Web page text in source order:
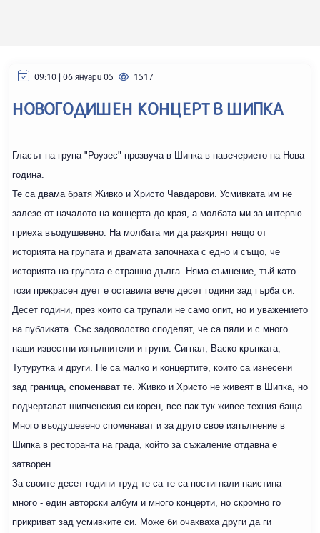
09:10 | 06 януари 05 1517
НОВОГОДИШЕН КОНЦЕРТ В ШИПКА
Гласът на група "Роузес" прозвуча в Шипка в навечерието на Нова
година.
Те са двама братя Живко и Христо Чавдарови. Усмивката им не
залезе от началото на концерта до края, а молбата ми за интервю
приеха въодушевено. На молбата ми да разкрият нещо от
историята на групата и двамата започнаха с едно и също, че
историята на групата е страшно дълга. Няма съмнение, тъй като
този прекрасен дует е оставила вече десет години зад гърба си.
Десет години, през които са трупали не само опит, но и уважението
на публиката. Със задоволство споделят, че са пяли и с много
наши известни изпълнители и групи: Сигнал, Васко кръпката,
Тутурутка и други. Не са малко и концертите, които са изнесени
зад граница, споменават те. Живко и Христо не живеят в Шипка, но
подчертават шипченския си корен, все пак тук живее техния баща.
Много въодушевено споменават и за друго свое изпълнение в
Шипка в ресторанта на града, който за съжаление отдавна е
затворен.
За своите десет години труд те са те са постигнали наистина
много - един авторски албум и много концерти, но скромно го
прикриват зад усмивките си. Може би очакваха други да ги